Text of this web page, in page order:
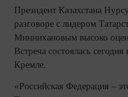
Президент Казахстана
разговоре с лидером
Миннихановым высоко
Встреча состоялась
Кремле.
«Российская Федерация –